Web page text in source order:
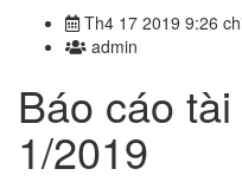
Th4 17 2019 9:26
admin
Báo cáo
1/2019